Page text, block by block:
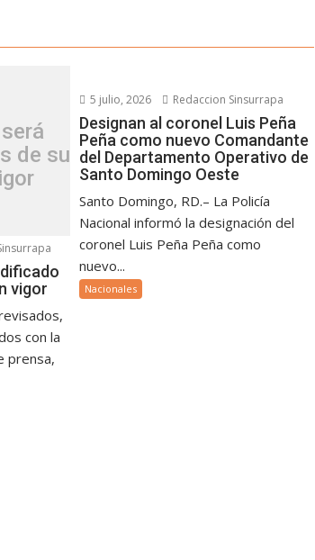
de su
vigor
con la
prensa,
5 julio, 2026 Redaccion Sinsurrapa
Designan al coronel Luis Peña
Peña como nuevo Comandante
del Departamento Operativo de
Santo Domingo Oeste
Santo Domingo, RD.– La Policía
Nacional informó la designación del
coronel Luis Peña Peña como
nuevo...
Nacionales